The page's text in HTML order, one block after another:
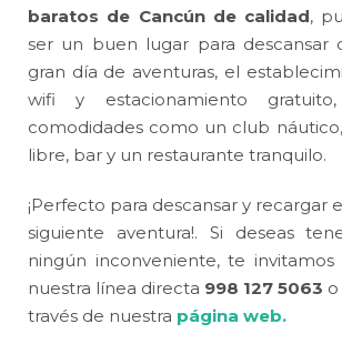
baratos de Cancún de calidad,
ser un buen lugar para descansar
gran día de aventuras, el
wifi y estacionamiento
comodidades como un club
libre, bar y un restaurante tranquilo.
¡Perfecto para descansar y recargar
siguiente aventura!. Si deseas
ningún inconveniente, te
nuestra línea directa 998 127 5063
través de nuestra página web.